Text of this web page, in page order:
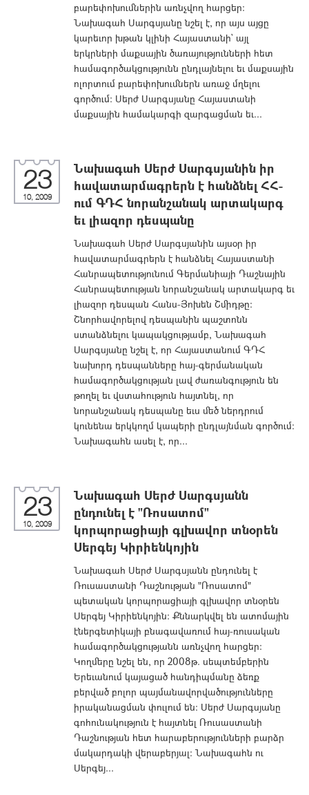
բարեփոխումներին առնչվող հարցեր:
Նախագահ Սարգսյանը նշել է, որ այս այցը
կարեւոր խթան կլինի Հայաստանի` այլ
երկրների մաքսային ծառայությունների հետ
համագործակցությունն ընդլայնելու եւ մաքսային
ոլորտում բարեփոխումներն առաջ մղելու
գործում: Սերժ Սարգսյանը Հայաստանի
մաքսային համակարգի զարգացման եւ...
23
10, 2009
Նախագահ Սերժ Սարգսյանին իր
հավատարմագրերն է հանձնել ՀՀ-
ում ԳԴՀ նորանշանակ արտակարգ
եւ լիազոր դեսպանը
Նախագահ Սերժ Սարգսյանին այսօր իր
հավատարմագրերն է հանձնել Հայաստանի
Հանրապետությունում Գերմանիայի Դաշնային
Հանրապետության նորանշանակ արտակարգ եւ
լիազոր դեսպան Հանս-Յոխեն Շմիդթը:
Շնորհավորելով դեսպանին պաշտոնն
ստանձնելու կապակցությամբ, Նախագահ
Սարգսյանը նշել է, որ Հայաստանում ԳԴՀ
նախորդ դեսպանները հայ-գերմանական
համագործակցության լավ ժառանգություն են
թողել եւ վստահություն հայտնել, որ
նորանշանակ դեսպանը եւս մեծ ներդրում
կունենա երկկողմ կապերի ընդլայնման գործում:
Նախագահն ասել է, որ...
23
10, 2009
Նախագահ Սերժ Սարգսյանն
ընդունել է "Ռոսատոմ"
կորպորացիայի գլխավոր տնօրեն
Սերգեյ Կիրիենկոյին
Նախագահ Սերժ Սարգսյանն ընդունել է
Ռուսաստանի Դաշնության "Ռոսատոմ"
պետական կորպորացիայի գլխավոր տնօրեն
Սերգեյ Կիրիենկոյին: Քննարկվել են ատոմային
էներգետիկայի բնագավառում հայ-ռուսական
համագործակցությանն առնչվող հարցեր:
Կողմերը նշել են, որ 2008թ. սեպտեմբերին
Երեւանում կայացած հանդիպմանը ձեռք
բերված բոլոր պայմանավորվածությունները
իրականացման փուլում են: Սերժ Սարգսյանը
գոհունակություն է հայտնել Ռուսաստանի
Դաշնության հետ հարաբերությունների բարձր
մակարդակի վերաբերյալ: Նախագահն ու
Սերգեյ...